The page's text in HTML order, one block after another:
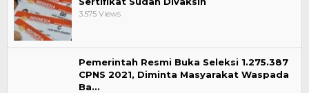
3.575 Views
Pemerintah Resmi Buka Seleksi 1.275.387
CPNS 2021, Diminta Masyarakat Waspada
Ba…